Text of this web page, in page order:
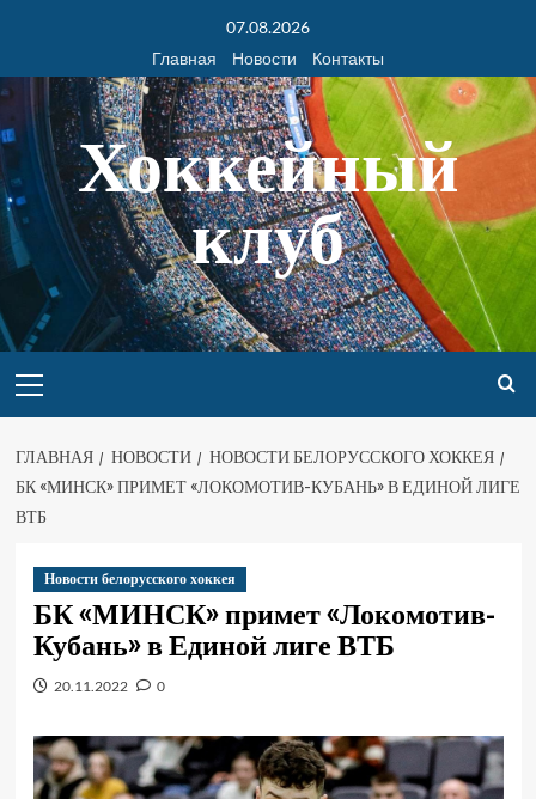
07.08.2026
Главная
Новости Контакты
Хоккейный
клуб
ГЛАВНАЯ НОВОСТИ
НОВОСТИ БЕЛОРУССКОГО ХОККЕЯ
БК «МИНСК» ПРИМЕТ «ЛОКОМОТИВ-КУБАНЬ» В ЕДИНОЙ ЛИГЕ
ВТБ
Новости белорусского хоккея
БК «МИНСК» примет «Локомотив-
Кубань» в Единой лиге ВТБ
20.11.2022 0